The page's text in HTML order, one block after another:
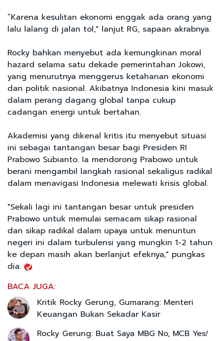
“Karena kesulitan ekonomi enggak ada orang yang
lalu lalang di jalan tol," lanjut RG, sapaan akrabnya.
Rocky bahkan menyebut ada kemungkinan moral
hazard selama satu dekade pemerintahan Jokowi,
yang menurutnya menggerus ketahanan ekonomi
dan politik nasional. Akibatnya Indonesia kini masuk
dalam perang dagang global tanpa cukup
cadangan energi untuk bertahan.
Akademisi yang dikenal kritis itu menyebut situasi
ini sebagai tantangan besar bagi Presiden RI
Prabowo Subianto. Ia mendorong Prabowo untuk
berani mengambil langkah rasional sekaligus radikal
dalam menavigasi Indonesia melewati krisis global.
"Sekali lagi ini tantangan besar untuk presiden
Prabowo untuk memulai semacam sikap rasional
dan sikap radikal dalam upaya untuk menuntun
negeri ini dalam turbulensi yang mungkin 1-2 tahun
ke depan masih akan berlanjut efeknya," pungkas
dia.
BACA JUGA:
Kritik Rocky Gerung, Gumarang: Menteri
Keuangan Bukan Sekadar Kasir
Rocky Gerung: Buat Saya MBG No, MCB Yes!